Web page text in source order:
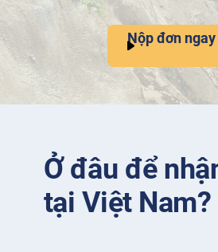
Nộp đơn ngay
Ở đâu để
tại Việt Nam?